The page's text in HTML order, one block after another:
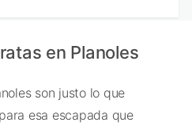
en Planoles
son justo lo que
esa escapada que